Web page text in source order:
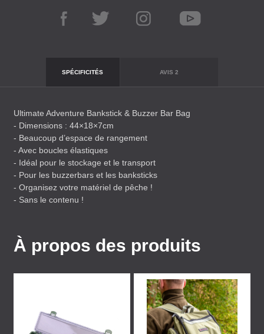
SPÉCIFICITÉS AVIS 2
Ultimate Adventure Bankstick & Buzzer Bar Bag
- Dimensions : 44×18×7cm
- Beaucoup d’espace de rangement
- Avec boucles élastiques
- Idéal pour le stockage et le transport
- Pour les buzzerbars et les banksticks
- Organisez votre matériel de pêche !
- Sans le contenu !
À propos des produits